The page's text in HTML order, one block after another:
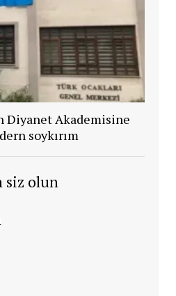
Diyanet Akademisine
soykırım
siz olun